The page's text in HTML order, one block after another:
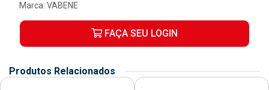
Marca: VABENE
FAÇA SEU LOGIN
Produtos Relacionados